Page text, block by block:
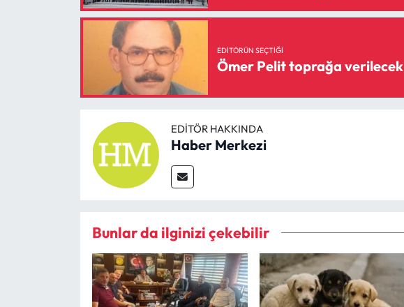
EDITÖRÜN SEÇTIĞI
Ömer Pelit toprağa verilecek
EDITÖR HAKKINDA
Haber Merkezi
Bunlar da ilginizi çekebilir